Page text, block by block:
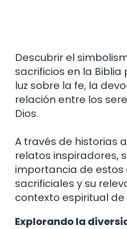
Descubrir el
sacrificios en la
luz sobre la fe, la
relación entre los
Dios.
A través de historias
relatos inspiradores,
importancia de estos
sacrificiales y su
contexto espiritual
Explorando la